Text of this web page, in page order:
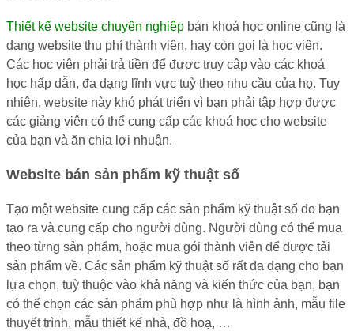
Thiết kế website chuyên nghiệp bán khoá học online cũng là
dạng website thu phí thành viên, hay còn gọi là học viên.
Các học viên phải trả tiền để được truy cập vào các khoá
học hấp dẫn, đa dạng lĩnh vực tuỳ theo nhu cầu của họ. Tuy
nhiên, website này khó phát triển vì bạn phải tập hợp được
các giảng viên có thể cung cấp các khoá học cho website
của bạn và ăn chia lợi nhuận.
Website bán sản phẩm kỹ thuật số
Tạo một website cung cấp các sản phẩm kỹ thuật số do bạn
tạo ra và cung cấp cho người dùng. Người dùng có thể mua
theo từng sản phẩm, hoặc mua gói thành viên để được tải
sản phẩm về. Các sản phẩm kỹ thuật số rất đa dạng cho bạn
lựa chọn, tuỳ thuộc vào khả năng và kiến thức của bạn, bạn
có thể chọn các sản phẩm phù hợp như là hình ảnh, mẫu file
thuyết trình, mẫu thiết kế nhà, đồ hoạ, …